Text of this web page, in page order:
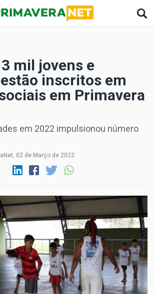
mil jovens e
inscritos em
em Primavera
em 2022 impulsionou número
02 de Março de 2022